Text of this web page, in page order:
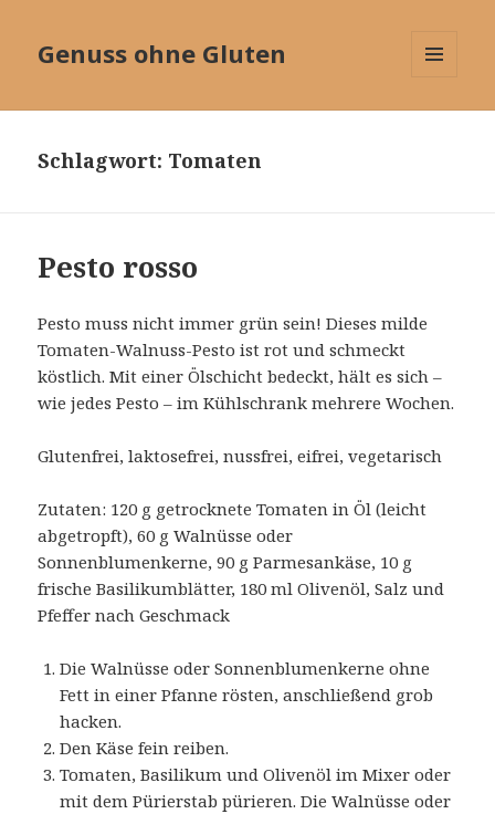
Genuss ohne Gluten
Schlagwort: Tomaten
Pesto rosso
Pesto muss nicht immer grün sein! Dieses milde
Tomaten-Walnuss-Pesto ist rot und schmeckt
köstlich. Mit einer Ölschicht bedeckt, hält es sich –
wie jedes Pesto – im Kühlschrank mehrere Wochen.
Glutenfrei, laktosefrei, nussfrei, eifrei, vegetarisch
Zutaten: 120 g getrocknete Tomaten in Öl (leicht
abgetropft), 60 g Walnüsse oder
Sonnenblumenkerne, 90 g Parmesankäse, 10 g
frische Basilikumblätter, 180 ml Olivenöl, Salz und
Pfeffer nach Geschmack
Die Walnüsse oder Sonnenblumenkerne ohne
Fett in einer Pfanne rösten, anschließend grob
hacken.
Den Käse fein reiben.
Tomaten, Basilikum und Olivenöl im Mixer oder
mit dem Pürierstab pürieren. Die Walnüsse oder